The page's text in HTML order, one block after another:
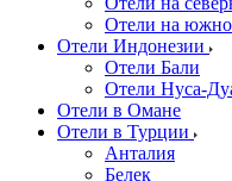
Отели на
Отели Индонезии
Отели Бали
Отели Нуса-
Отели в Омане
Отели в Турции
Анталия
Белек